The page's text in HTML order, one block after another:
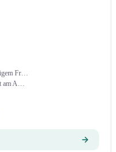
Fr…
am A…